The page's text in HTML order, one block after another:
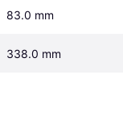
83.0 mm
338.0 mm